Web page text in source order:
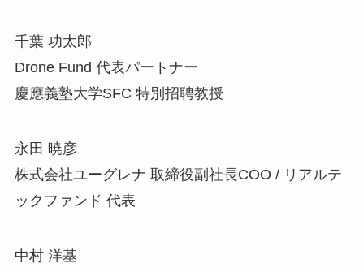
千葉 功太郎
Drone Fund 代表パートナー
慶應義塾大学SFC 特別招聘教授
永田 暁彦
株式会社ユーグレナ 取締役副社長COO / リアルテ
ックファンド 代表
中村 洋基